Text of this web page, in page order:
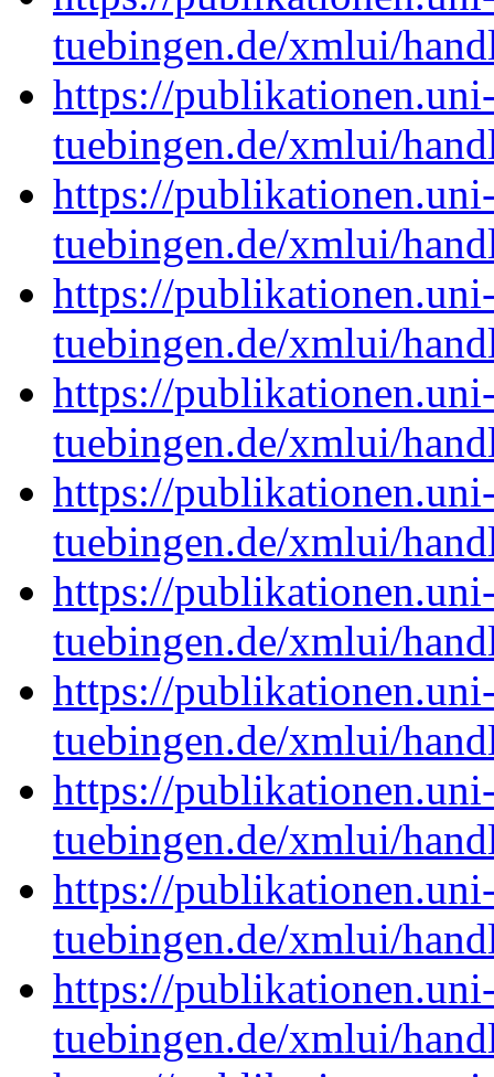
tuebingen.de/xmlui/
https://
tuebingen.de/xmlui/
https://
tuebingen.de/xmlui/
https://
tuebingen.de/xmlui/
https://
tuebingen.de/xmlui/
https://
tuebingen.de/xmlui/
https://
tuebingen.de/xmlui/
https://
tuebingen.de/xmlui/
https://
tuebingen.de/xmlui/
https://
tuebingen.de/xmlui/
https://
tuebingen.de/xmlui/